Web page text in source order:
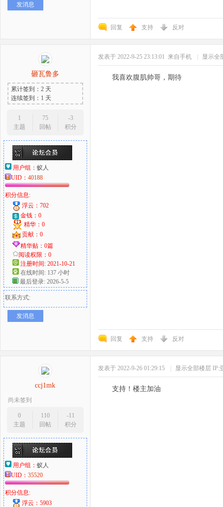
发消息
回复 支持 反对
砸瓦鲁多
累计签到：2 天
连续签到：1 天
1
主题
75
回帖
-3
积分
用户组： 蚁人
UID： 40188
积分信息:
浮云：702
金钱：0
精华：0
贡献：0
精华贴：0篇
阅读权限：0
注册时间: 2021-10-21
在线时间: 137 小时
最后登录: 2026-5-5
联系方式:
发消息
发表于 2022-9-25 23:13:01 来自手机 显示全
我喜欢腹肌帅哥，期待
回复 支持 反对
ccj1mk
尚未签到
0
主题
110
回帖
-11
积分
用户组： 蚁人
UID： 35520
积分信息:
浮云：5903
发表于 2022-9-26 01:29:15 显示全部楼层 IP:
支持！楼主加油